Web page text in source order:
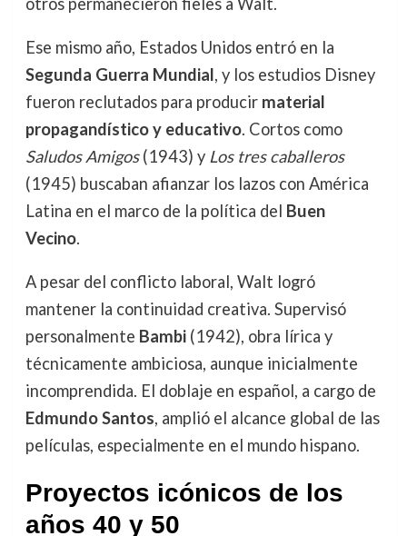
Ese mismo año, Estados Unidos entró en la
Segunda Guerra Mundial, y los estudios Disney
fueron reclutados para producir material
propagandístico y educativo. Cortos como
Saludos Amigos(1943) y Los tres caballeros
(1945) buscaban afianzar los lazos con América
Latina en el marco de la política del Buen
Vecino.
A pesar del conflicto laboral, Walt logró
mantener la continuidad creativa. Supervisó
personalmente Bambi(1942), obra lírica y
técnicamente ambiciosa, aunque inicialmente
incomprendida. El doblaje en español, a cargo de
Edmundo Santos, amplió el alcance global de las
películas, especialmente en el mundo hispano.
Proyectos icónicos de los
años 40 y 50